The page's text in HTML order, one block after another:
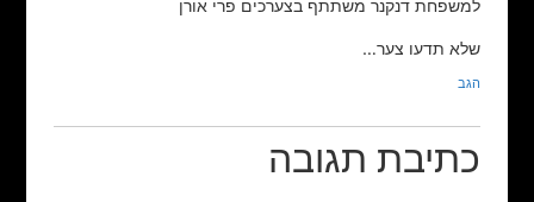
למשפחת דנקנר משתתף בצערכים פרי אורן
שלא תדעו צער…
הגב
כתיבת תגובה